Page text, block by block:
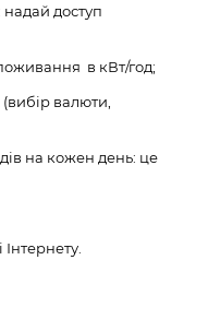
доступ
в кВт/год;
валюти,
на кожен день: це